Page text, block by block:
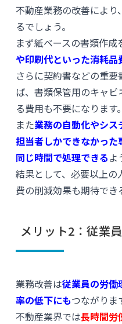
不動産業務の改善によ
るでしょう。
まず紙ベースの書類作成
や印刷代といった消耗品
さらに契約書などの重
ば、書類保管用のキャ
る費用も不要になります。
また業務の自動化やシ
担当者しかできなかっ
同じ時間で処理できるよ
結果として、必要以上
費の削減効果も期待でき
メリット2：従業
業務改善は従業員の労働
率の低下にもつながりま
不動産業界では長時間労